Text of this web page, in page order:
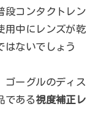
段コンタクトレン
用中にレンズが乾
はないでしょう
ゴーグルのディス
である視度補正レ